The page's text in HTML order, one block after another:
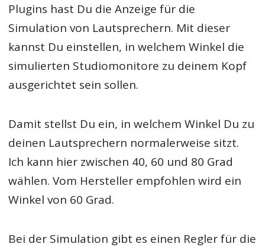
Plugins hast Du die Anzeige für die
Simulation von Lautsprechern. Mit dieser
kannst Du einstellen, in welchem Winkel die
simulierten Studiomonitore zu deinem Kopf
ausgerichtet sein sollen.
Damit stellst Du ein, in welchem Winkel Du zu
deinen Lautsprechern normalerweise sitzt.
Ich kann hier zwischen 40, 60 und 80 Grad
wählen. Vom Hersteller empfohlen wird ein
Winkel von 60 Grad.
Bei der Simulation gibt es einen Regler für die